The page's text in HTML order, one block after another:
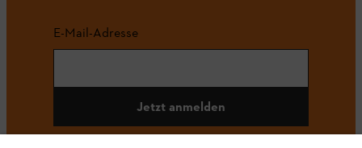
E-Mail-Adresse
Jetzt anmelden